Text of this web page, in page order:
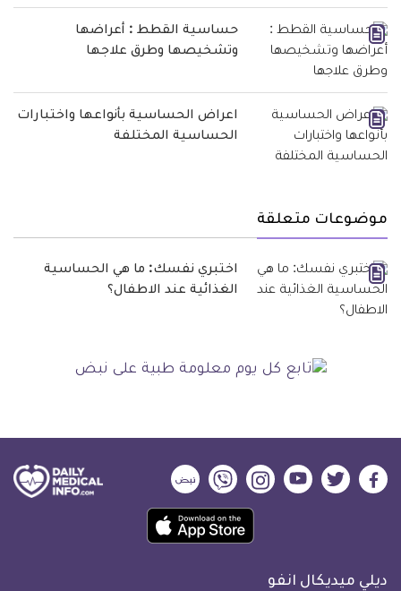
حساسية القطط : أعراضها
وتشخيصها وطرق علاجها
اعراض الحساسية بأنواعها واختبارات
الحساسية المختلفة
موضوعات متعلقة
اختبري نفسك: ما هي الحساسية
الغذائية عند الاطفال؟
ديلي
فيسبوك
ديلي
تويتر
ديلي
ميديكال
يوتيوب
ديلي
ميديكال
انفو
ديلي
ميديكال
انفو
ديلي
ميديكال
انفو
حمل
تطبيق
ديلي ميديكال انفو